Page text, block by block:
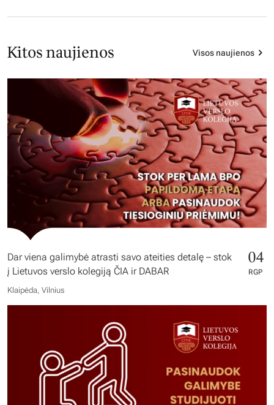
Kitos naujienos Visos naujienos
Dar viena galimybė atrasti savo ateities detalę – stok
į Lietuvos verslo kolegiją ČIA ir DABAR
04
RGP
Klaipėda, Vilnius